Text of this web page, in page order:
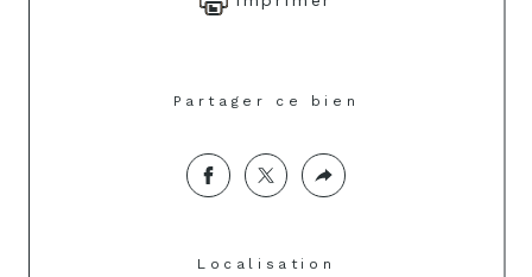
Partager ce bien
Localisation